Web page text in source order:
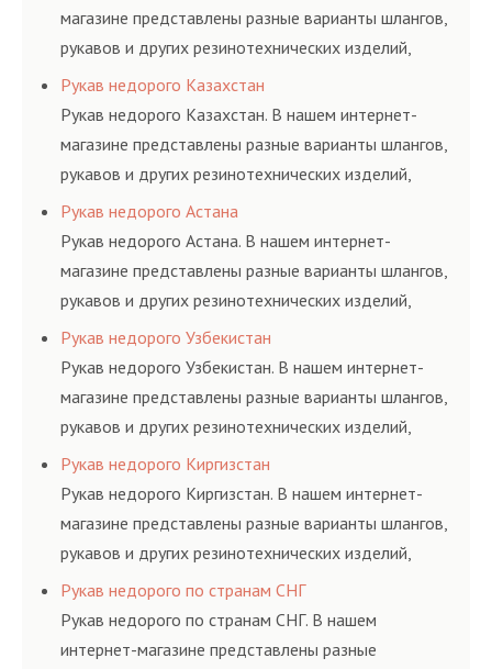
магазине представлены разные варианты шлангов,
рукавов и других резинотехнических изделий,
соответствующих ГОСТам, техническим условиям
и нормативам.
Рукав недорого Казахстан
Рукав недорого Казахстан. В нашем интернет-
магазине представлены разные варианты шлангов,
рукавов и других резинотехнических изделий,
соответствующих ГОСТам, техническим условиям
и нормативам.
Рукав недорого Астана
Рукав недорого Астана. В нашем интернет-
магазине представлены разные варианты шлангов,
рукавов и других резинотехнических изделий,
соответствующих ГОСТам, техническим условиям
и нормативам.
Рукав недорого Узбекистан
Рукав недорого Узбекистан. В нашем интернет-
магазине представлены разные варианты шлангов,
рукавов и других резинотехнических изделий,
соответствующих ГОСТам, техническим условиям
и нормативам.
Рукав недорого Киргизстан
Рукав недорого Киргизстан. В нашем интернет-
магазине представлены разные варианты шлангов,
рукавов и других резинотехнических изделий,
соответствующих ГОСТам, техническим условиям
и нормативам.
Рукав недорого по странам СНГ
Рукав недорого по странам СНГ. В нашем
интернет-магазине представлены разные